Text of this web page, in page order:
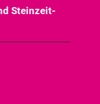
Steinzeit-